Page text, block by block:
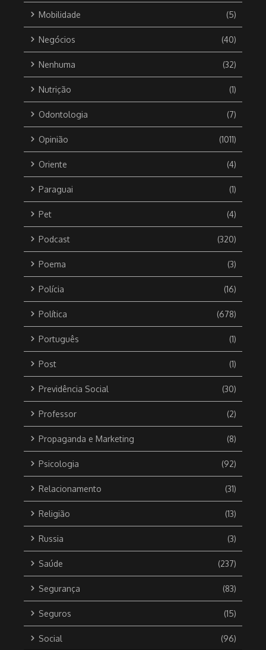
Mobilidade (5)
Negócios (40)
Nenhuma (32)
Nutrição (1)
Odontologia (7)
Opinião (1011)
Oriente (4)
Paraguai (1)
Pet (4)
Podcast (320)
Poema (3)
Polícia (16)
Política (678)
Português (1)
Post (1)
Previdência Social (30)
Professor (2)
Propaganda e Marketing (8)
Psicologia (92)
Relacionamento (31)
Religião (13)
Russia (3)
Saúde (237)
Segurança (83)
Seguros (15)
Social (96)